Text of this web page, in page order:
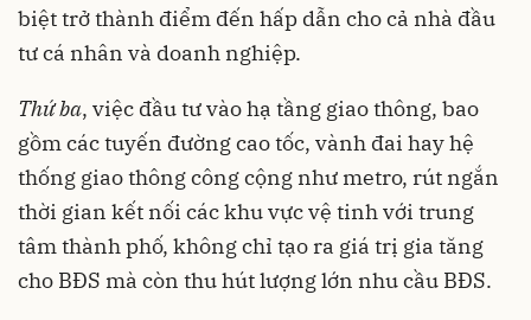
biệt trở thành điểm đến hấp dẫn cho cả nhà đầu
tư cá nhân và doanh nghiệp.
Thứ ba, việc đầu tư vào hạ tầng giao thông, bao
gồm các tuyến đường cao tốc, vành đai hay hệ
thống giao thông công cộng như metro, rút ngắn
thời gian kết nối các khu vực vệ tinh với trung
tâm thành phố, không chỉ tạo ra giá trị gia tăng
cho BĐS mà còn thu hút lượng lớn nhu cầu BĐS.